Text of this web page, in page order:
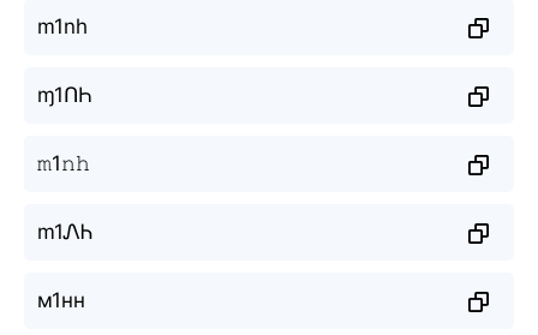
m1nh
ɱ1ՈҺ
𝚖1𝚗𝚑
m1ᏁᏂ
м1нн